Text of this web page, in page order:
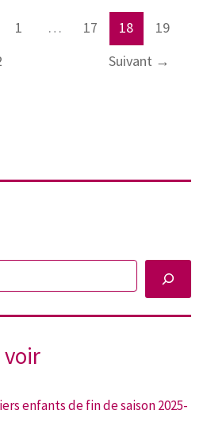
1 … 17 18
19
Suivant →
voir
enfants de fin de saison 2025-